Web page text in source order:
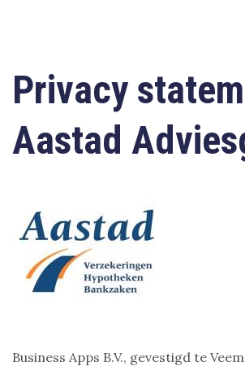
Privacy
Aastad
Business Apps B.V., gevestigd te